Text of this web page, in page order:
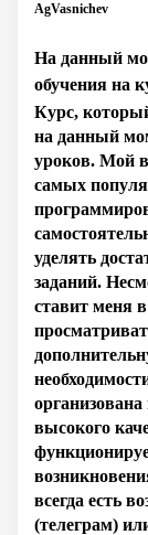
AgVasnichev
На данный
обучения на
Курс,
на данный
уроков. Мой
самых
уделять
заданий.
ставит меня
высокого
всегда есть
(телеграм)